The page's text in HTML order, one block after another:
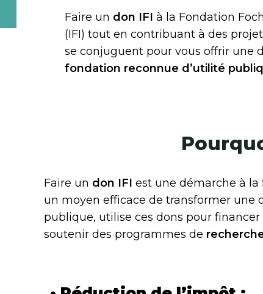
Faire un don IFI à la Fondation
(IFI) tout en contribuant à des
se conjuguent pour vous offrir une
fondation reconnue d’utilité
Faire un don IFI est une démarche à la
un moyen efficace de transformer une
publique, utilise ces dons pour
soutenir des programmes de